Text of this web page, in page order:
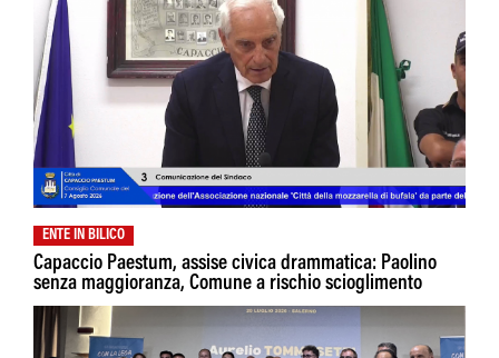
ENTE IN BILICO
Capaccio Paestum, assise civica drammatica: Paolino
senza maggioranza, Comune a rischio scioglimento